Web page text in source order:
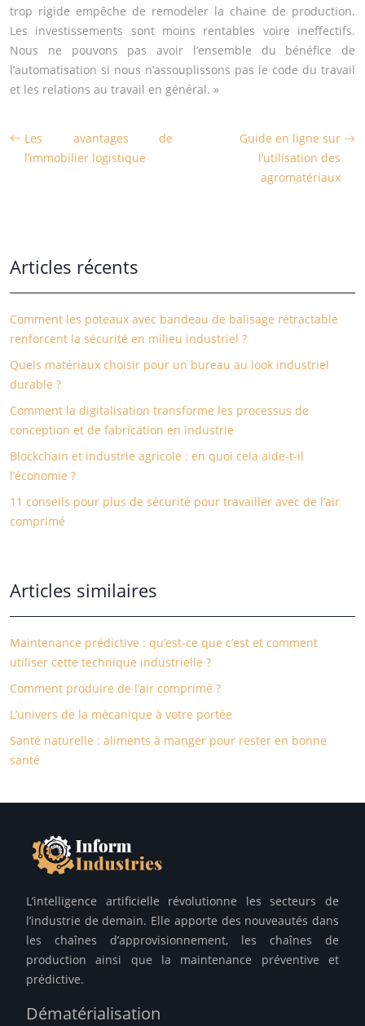
trop rigide empêche de remodeler la chaine de production.
Les investissements sont moins rentables voire ineffectifs.
Nous ne pouvons pas avoir l’ensemble du bénéfice de
l’automatisation si nous n’assouplissons pas le code du travail
et les relations au travail en général. »
Les avantages de
l’immobilier logistique
Guide en ligne sur
l’utilisation des
agromatériaux
Articles récents
Comment les poteaux avec bandeau de balisage rétractable
renforcent la sécurité en milieu industriel ?
Quels matériaux choisir pour un bureau au look industriel
durable ?
Comment la digitalisation transforme les processus de
conception et de fabrication en industrie
Blockchain et industrie agricole : en quoi cela aide-t-il
l’économie ?
11 conseils pour plus de sécurité pour travailler avec de l’air
comprimé
Articles similaires
Maintenance prédictive : qu’est-ce que c’est et comment
utiliser cette technique industrielle ?
Comment produire de l’air comprimé ?
L’univers de la mécanique à votre portée
Santé naturelle : aliments à manger pour rester en bonne
santé
L’intelligence artificielle révolutionne les secteurs de
l’industrie de demain. Elle apporte des nouveautés dans
les chaînes d’approvisionnement, les chaînes de
production ainsi que la maintenance préventive et
prédictive.
Dématérialisation